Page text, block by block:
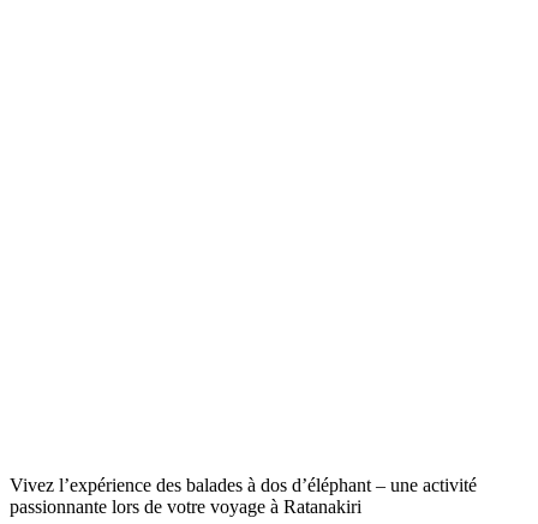
Vivez l’expérience des balades à dos d’éléphant – une activité
passionnante lors de votre voyage à Ratanakiri